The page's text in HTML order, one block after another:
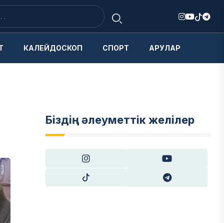
КАЛЕЙДОСКОП СПОРТ АРУЛАР
Біздің әлеуметтік желілер